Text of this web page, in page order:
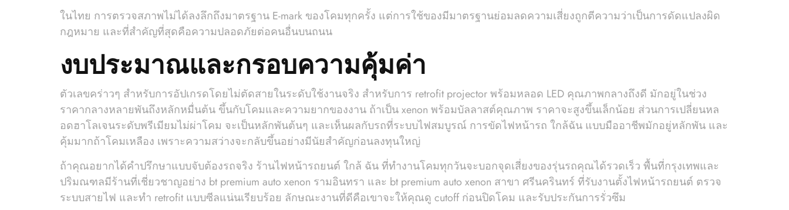
ในไทย การตรวจสภาพไม่ได้ลงลึกถึงมาตรฐาน E-mark ของโคมทุกครั้ง แต่การใช้ของมีมาตรฐานย่อมลดความเสี่ยงถูกตีความว่าเป็นการดัดแปลงผิด
กฎหมาย และที่สำคัญที่สุดคือความปลอดภัยต่อคนอื่นบนถนน
งบประมาณและกรอบความคุ้มค่า
ตัวเลขคร่าวๆ สำหรับการอัปเกรดโดยไม่ตัดสายในระดับใช้งานจริง สำหรับการ retrofit projector พร้อมหลอด LED คุณภาพกลางถึงดี มักอยู่ในช่วง
ราคากลางหลายพันถึงหลักหมื่นต้น ขึ้นกับโคมและความยากของงาน ถ้าเป็น xenon พร้อมบัลลาสต์คุณภาพ ราคาจะสูงขึ้นเล็กน้อย ส่วนการเปลี่ยนหล
อดฮาโลเจนระดับพรีเมียมไม่ผ่าโคม จะเป็นหลักพันต้นๆ และเห็นผลกับรถที่ระบบไฟสมบูรณ์ การขัดไฟหน้ารถ ใกล้ฉัน แบบมืออาชีพมักอยู่หลักพัน และ
คุ้มมากถ้าโคมเหลือง เพราะความสว่างจะกลับขึ้นอย่างมีนัยสำคัญก่อนลงทุนใหญ่
ถ้าคุณอยากได้คำปรึกษาแบบจับต้องรถจริง ร้านไฟหน้ารถยนต์ ใกล้ ฉัน ที่ทำงานโคมทุกวันจะบอกจุดเสี่ยงของรุ่นรถคุณได้รวดเร็ว พื้นที่กรุงเทพและ
ปริมณฑลมีร้านที่เชี่ยวชาญอย่าง bt premium auto xenon รามอินทรา และ bt premium auto xenon สาขา ศรีนครินทร์ ที่รับงานตั้งไฟหน้ารถยนต์ ตรวจ
ระบบสายไฟ และทำ retrofit แบบซีลแน่นเรียบร้อย ลักษณะงานที่ดีคือเขาจะให้คุณดู cutoff ก่อนปิดโคม และรับประกันการรั่วซึม